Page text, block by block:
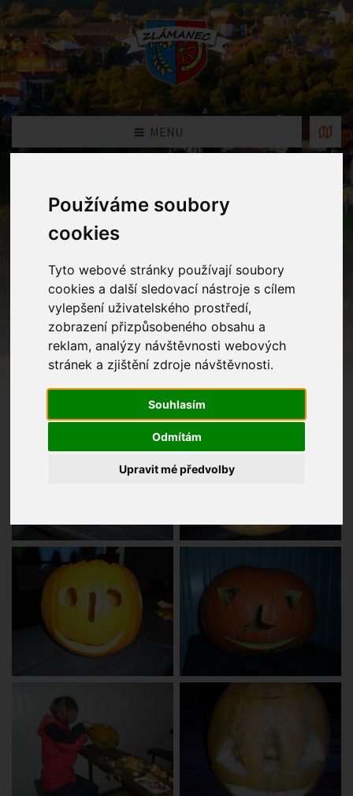
Používáme soubory
cookies
Tyto webové stránky používají soubory
cookies a další sledovací nástroje s cílem
vylepšení uživatelského prostředí,
zobrazení přizpůsobeného obsahu a
reklam, analýzy návštěvnosti webových
stránek a zjištění zdroje návštěvnosti.
Souhlasím
Odmítám
Upravit mé předvolby
MENU
Fotogalerie
Home Fotogalerie